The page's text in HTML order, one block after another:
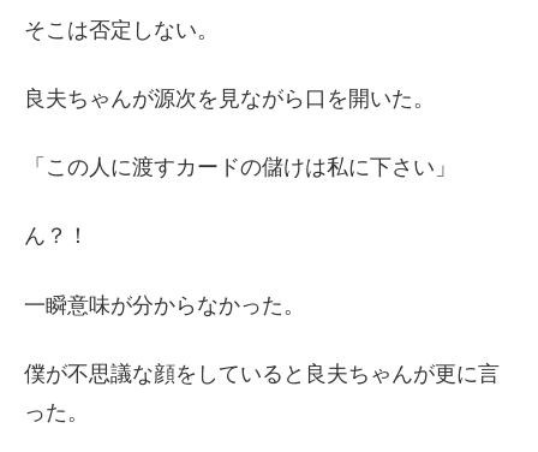
そこは否定しない。
良夫ちゃんが源次を見ながら口を開いた。
「この人に渡すカードの儲けは私に下さい」
ん？！
一瞬意味が分からなかった。
僕が不思議な顔をしていると良夫ちゃんが更に言
った。